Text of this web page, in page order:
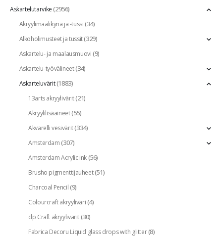
Askartelutarvike(2956)
Akryylimaalikynä ja -tussi(34)
Alkoholimusteet ja tussit(329)
Askartelu- ja maalausmuovi(9)
Askartelu-työvälineet(34)
Askarteluvärit(1883)
13arts akryylivärit(21)
Akryylilisäaineet(55)
Akvarelli vesivärit(334)
Amsterdam(307)
Amsterdam Acrylic ink(56)
Brusho pigmenttijauheet(51)
Charcoal Pencil(9)
Colourcraft akryyliväri(4)
dp Craft akryylivärit(30)
Fabrica Decoru Liquid glass drops with glitter(8)